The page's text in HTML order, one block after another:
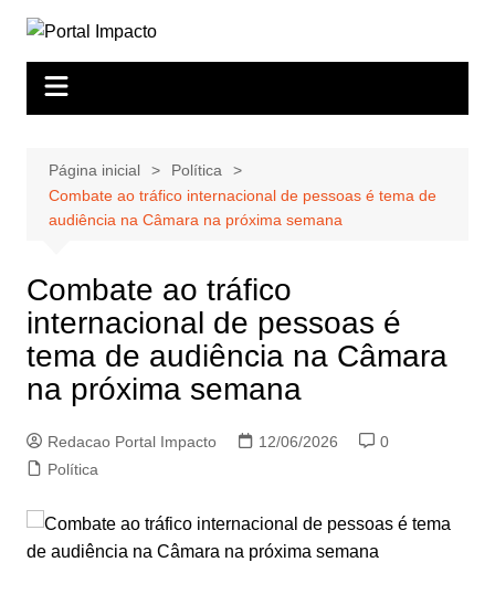
para
conteúdo
Página inicial
Política
Combate ao tráfico internacional de pessoas é tema de
audiência na Câmara na próxima semana
Combate ao tráfico
internacional de pessoas é
tema de audiência na Câmara
na próxima semana
Redacao Portal Impacto 12/06/2026
0
Política